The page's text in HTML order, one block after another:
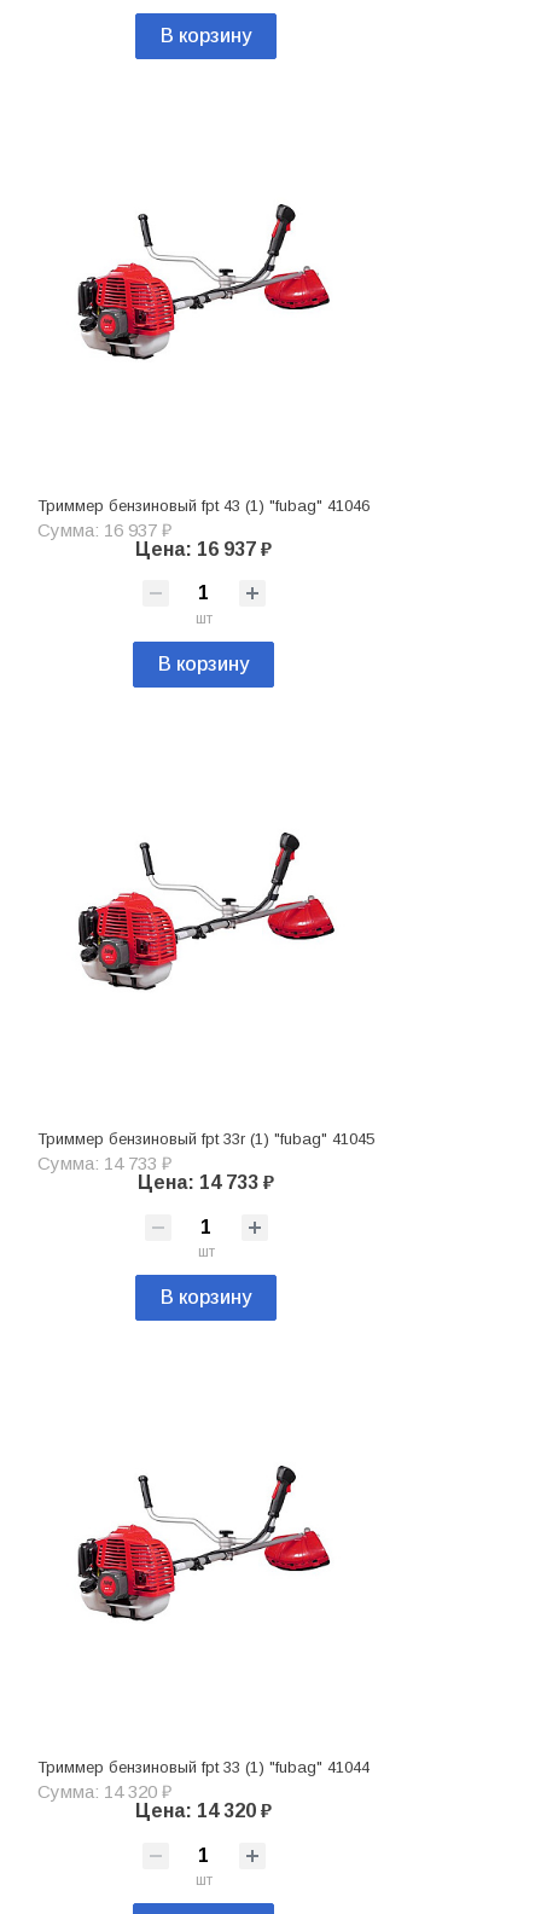
В корзину
Триммер бензиновый fpt 43 (1) "fubag" 41046
Сумма: 16 937 ₽
Цена: 16 937 ₽
шт
В корзину
Триммер бензиновый fpt 33r (1) "fubag" 41045
Сумма: 14 733 ₽
Цена: 14 733 ₽
шт
В корзину
Триммер бензиновый fpt 33 (1) "fubag" 41044
Сумма: 14 320 ₽
Цена: 14 320 ₽
шт